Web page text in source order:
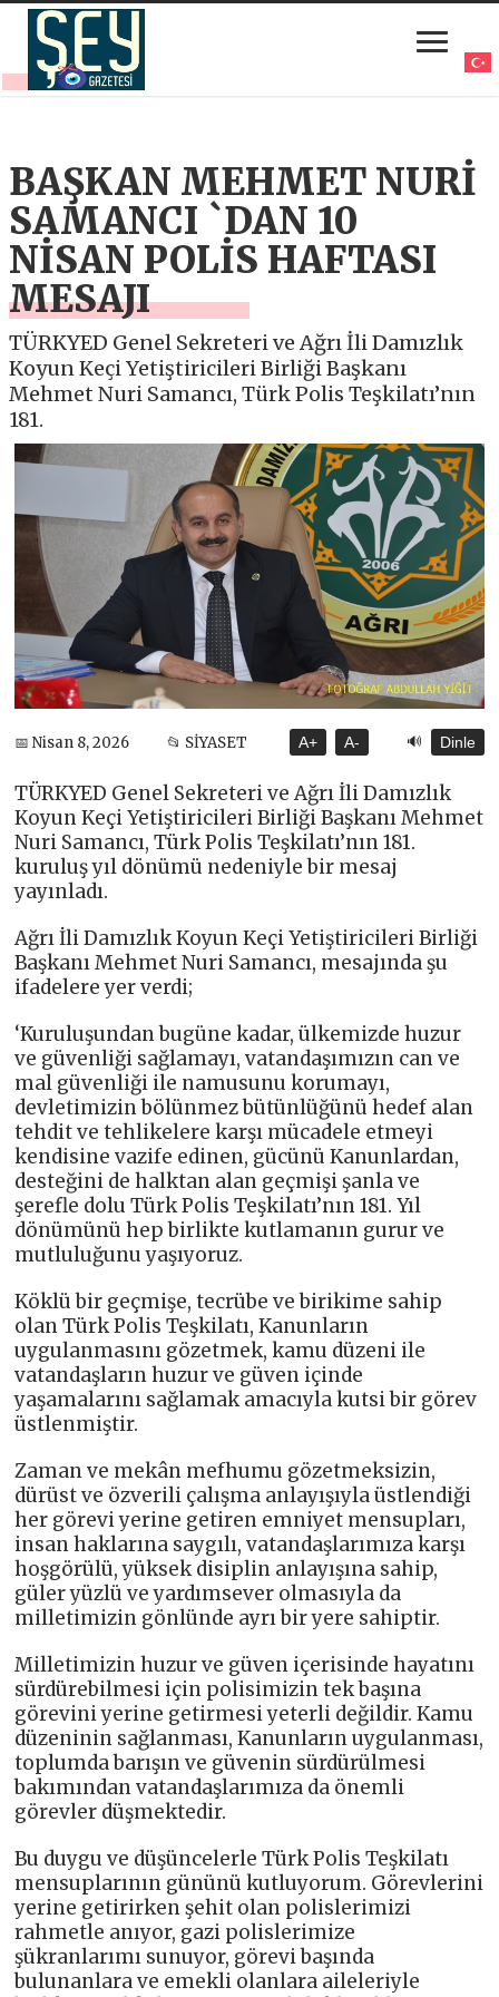
BAŞKAN MEHMET NURİ
SAMANCI `DAN 10
NİSAN POLİS HAFTASI
MESAJI
TÜRKYED Genel Sekreteri ve Ağrı İli Damızlık
Koyun Keçi Yetiştiricileri Birliği Başkanı
Mehmet Nuri Samancı, Türk Polis Teşkilatı’nın
181.
📅 Nisan 8, 2026 📂 SİYASET A+ A- 🔊 Dinle
TÜRKYED Genel Sekreteri ve Ağrı İli Damızlık
Koyun Keçi Yetiştiricileri Birliği Başkanı Mehmet
Nuri Samancı, Türk Polis Teşkilatı’nın 181.
kuruluş yıl dönümü nedeniyle bir mesaj
yayınladı.
Ağrı İli Damızlık Koyun Keçi Yetiştiricileri Birliği
Başkanı Mehmet Nuri Samancı, mesajında şu
ifadelere yer verdi;
‘Kuruluşundan bugüne kadar, ülkemizde huzur
ve güvenliği sağlamayı, vatandaşımızın can ve
mal güvenliği ile namusunu korumayı,
devletimizin bölünmez bütünlüğünü hedef alan
tehdit ve tehlikelere karşı mücadele etmeyi
kendisine vazife edinen, gücünü Kanunlardan,
desteğini de halktan alan geçmişi şanla ve
şerefle dolu Türk Polis Teşkilatı’nın 181. Yıl
dönümünü hep birlikte kutlamanın gurur ve
mutluluğunu yaşıyoruz.
Köklü bir geçmişe, tecrübe ve birikime sahip
olan Türk Polis Teşkilatı, Kanunların
uygulanmasını gözetmek, kamu düzeni ile
vatandaşların huzur ve güven içinde
yaşamalarını sağlamak amacıyla kutsi bir görev
üstlenmiştir.
Zaman ve mekân mefhumu gözetmeksizin,
dürüst ve özverili çalışma anlayışıyla üstlendiği
her görevi yerine getiren emniyet mensupları,
insan haklarına saygılı, vatandaşlarımıza karşı
hoşgörülü, yüksek disiplin anlayışına sahip,
güler yüzlü ve yardımsever olmasıyla da
milletimizin gönlünde ayrı bir yere sahiptir.
Milletimizin huzur ve güven içerisinde hayatını
sürdürebilmesi için polisimizin tek başına
görevini yerine getirmesi yeterli değildir. Kamu
düzeninin sağlanması, Kanunların uygulanması,
toplumda barışın ve güvenin sürdürülmesi
bakımından vatandaşlarımıza da önemli
görevler düşmektedir.
Bu duygu ve düşüncelerle Türk Polis Teşkilatı
mensuplarının gününü kutluyorum. Görevlerini
yerine getirirken şehit olan polislerimizi
rahmetle anıyor, gazi polislerimize
şükranlarımı sunuyor, görevi başında
bulunanlara ve emekli olanlara aileleriyle